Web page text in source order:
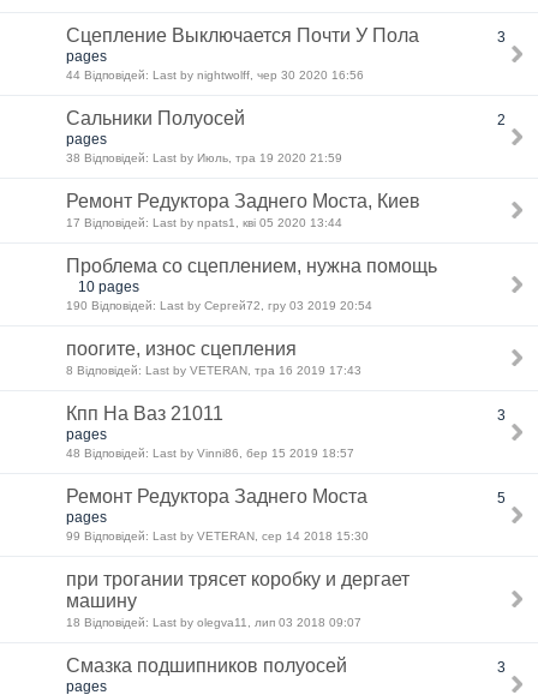
Сцепление Выключается Почти У Пола
3
pages
44 Відповідей: Last by nightwolff, чер 30 2020 16:56
Сальники Полуосей
2
pages
38 Відповідей: Last by Июль, тра 19 2020 21:59
Ремонт Редуктора Заднего Моста, Киев
17 Відповідей: Last by npats1, кві 05 2020 13:44
Проблема со сцеплением, нужна помощь
10 pages
190 Відповідей: Last by Сергей72, гру 03 2019 20:54
поогите, износ сцепления
8 Відповідей: Last by VETERAN, тра 16 2019 17:43
Кпп На Ваз 21011
3
pages
48 Відповідей: Last by Vinni86, бер 15 2019 18:57
Ремонт Редуктора Заднего Моста
5
pages
99 Відповідей: Last by VETERAN, сер 14 2018 15:30
при трогании трясет коробку и дергает
машину
18 Відповідей: Last by olegva11, лип 03 2018 09:07
Смазка подшипников полуосей
3
pages